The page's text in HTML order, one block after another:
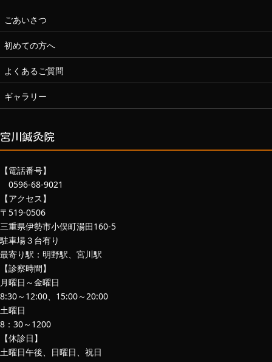
ごあいさつ
初めての方へ
よくあるご質問
ギャラリー
宮川鍼灸院
【電話番号】
0596-68-9021
【アクセス】
〒519-0506
三重県伊勢市小俣町湯田160-5
駐車場３台有り
最寄り駅：明野駅、宮川駅
【診察時間】
月曜日～金曜日
8:30～12:00、15:00～20:00
土曜日
8：30～1200
【休診日】
土曜日午後、日曜日、祝日